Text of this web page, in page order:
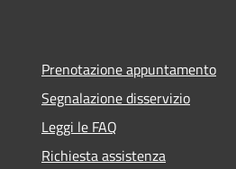
Prenotazione appuntamento
Segnalazione disservizio
Leggi le FAQ
Richiesta assistenza